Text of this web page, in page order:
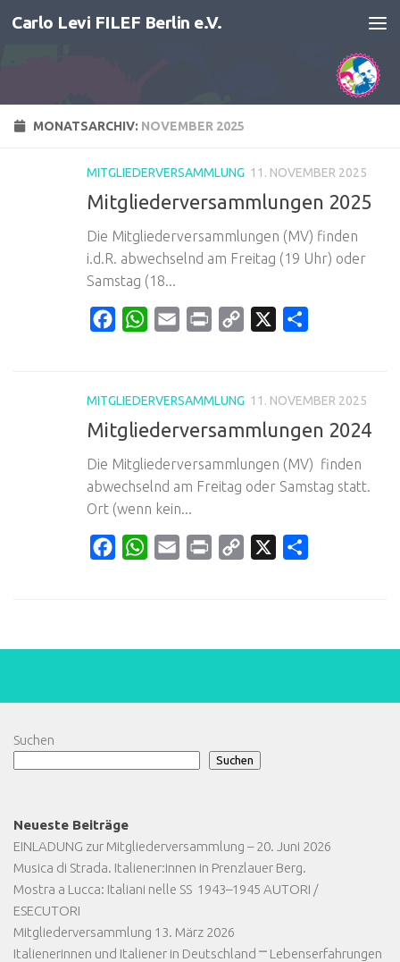
Zum Inhalt springen
Carlo Levi FILEF Berlin e.V.
MONATSARCHIV: NOVEMBER 2025
MITGLIEDERVERSAMMLUNG 11. NOVEMBER 2025
Mitgliederversammlungen 2025
Die Mitgliederversammlungen (MV) finden
i.d.R. abwechselnd am Freitag (19 Uhr) oder
Samstag (18...
FacebookWhatsApp
Email Print
Copy
MITGLIEDERVERSAMMLUNG 11. NOVEMBER 2025
Mitgliederversammlungen 2024
Die Mitgliederversammlungen (MV) finden
abwechselnd am Freitag oder Samstag statt.
Ort (wenn kein...
FacebookWhatsApp
Email Print
Copy
Suchen
Suchen
Neueste Beiträge
EINLADUNG zur Mitgliederversammlung – 20. Juni 2026
Musica di Strada. Italiener:innen in Prenzlauer Berg.
Mostra a Lucca: Italiani nelle SS 1943–1945 AUTORI /
ESECUTORI
Mitgliederversammlung 13. März 2026
Italienerinnen und Italiener in Deutschland ⎻ Lebenserfahrungen